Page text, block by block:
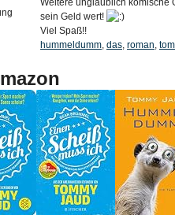
Weitere unglaublich komische
sein Geld wert!
Viel Spaß!!
hummeldumm, das, roman,